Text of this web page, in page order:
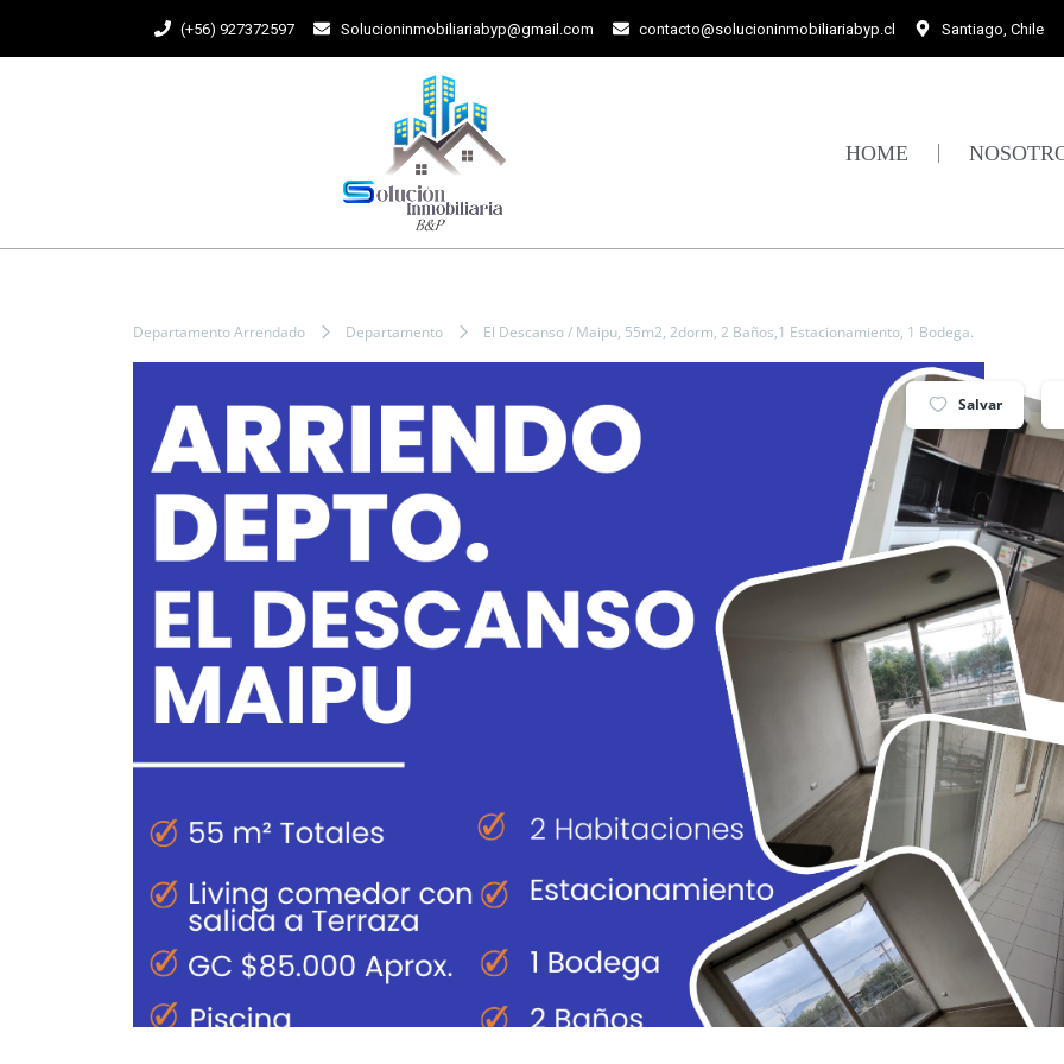
(+56) 927372597 Solucioninmobiliariabyp@gmail.com contacto@solucioninmobiliariabyp.cl Santiago, Chile
HOME
Departamento Arrendado Departamento El Descanso / Maipu, 55m2, 2dorm, 2 Baños,1 Estacionamiento, 1 Bodega.
Salvar